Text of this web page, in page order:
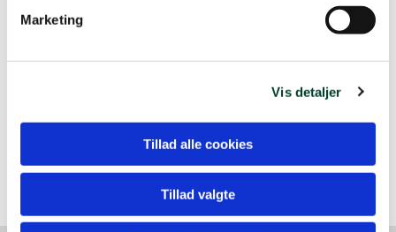
Marketing
Vis detaljer
Tillad alle cookies
Tillad valgte
Mandag
09:30 - 18:00
09:30 - 18:00
Fredag
09:30 - 18:00
Søndag
Lukket